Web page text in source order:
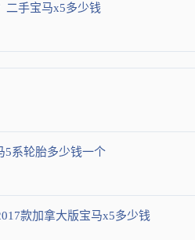
二手宝马x5多少钱
5系轮胎多少钱一个
款加拿大版宝马x5多少钱